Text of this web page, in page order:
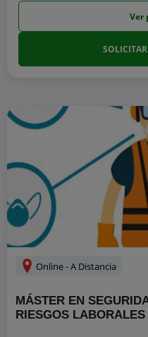
Ver
Online - A Distancia
MÁSTER EN
RIESGOS LABORALES